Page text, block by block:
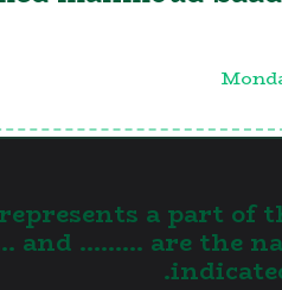
a part of
……… are the